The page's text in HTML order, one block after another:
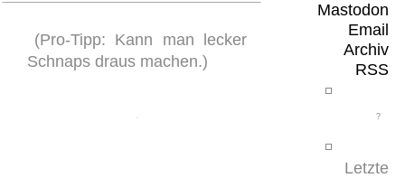
Mastodon
Email
Archiv
RSS
Letzte
(Pro-Tipp: Kann man lecker
Schnaps draus machen.)